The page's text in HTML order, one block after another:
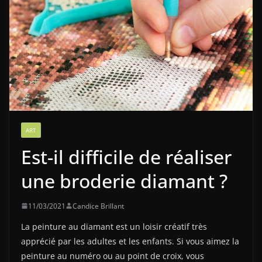
ART
Est-il difficile de réaliser
une broderie diamant ?
11/03/2021 Candice Brillant
La peinture au diamant est un loisir créatif très
apprécié par les adultes et les enfants. Si vous aimez la
peinture au numéro ou au point de croix, vous